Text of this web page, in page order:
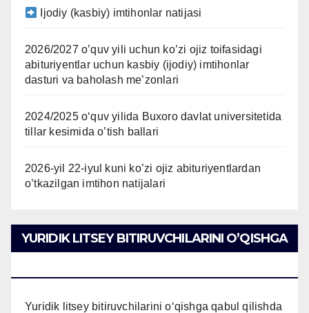
Ijodiy (kasbiy) imtihonlar natijasi
2026/2027 o’quv yili uchun ko’zi ojiz toifasidagi
abituriyentlar uchun kasbiy (ijodiy) imtihonlar
dasturi va baholash me’zonlari
2024/2025 oʻquv yilida Buxoro davlat universitetida
tillar kesimida o’tish ballari
2026-yil 22-iyul kuni ko’zi ojiz abituriyentlardan
o’tkazilgan imtihon natijalari
YURIDIK LITSEY BITIRUVCHILARINI O’QISHGA
Yuridik litsey bitiruvchilarini o‘qishga qabul qilishda